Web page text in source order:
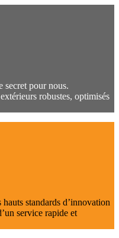
secret pour nous.
robustes, optimisés
standards d’innovation
service rapide et